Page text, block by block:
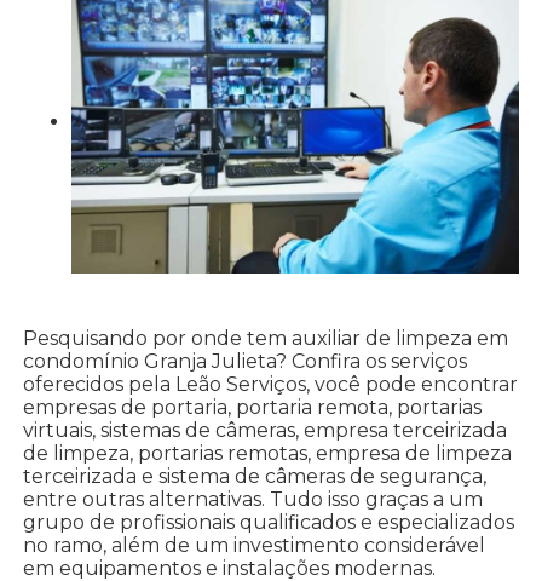
Pesquisando por onde tem auxiliar de limpeza em
condomínio Granja Julieta? Confira os serviços
oferecidos pela Leão Serviços, você pode encontrar
empresas de portaria, portaria remota, portarias
virtuais, sistemas de câmeras, empresa terceirizada
de limpeza, portarias remotas, empresa de limpeza
terceirizada e sistema de câmeras de segurança,
entre outras alternativas. Tudo isso graças a um
grupo de profissionais qualificados e especializados
no ramo, além de um investimento considerável
em equipamentos e instalações modernas.